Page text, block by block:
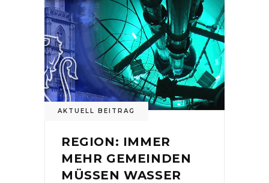
AKTUELL BEITRAG
REGION: IMMER
MEHR GEMEINDEN
MÜSSEN WASSER